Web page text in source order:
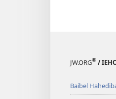
JW.ORG® /
Baibel